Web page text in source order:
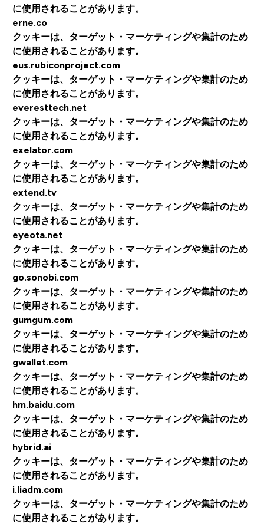
に使用されることがあります。
erne.co
クッキーは、ターゲット・マーケティングや集計のため
に使用されることがあります。
eus.rubiconproject.com
クッキーは、ターゲット・マーケティングや集計のため
に使用されることがあります。
everesttech.net
クッキーは、ターゲット・マーケティングや集計のため
に使用されることがあります。
exelator.com
クッキーは、ターゲット・マーケティングや集計のため
に使用されることがあります。
extend.tv
クッキーは、ターゲット・マーケティングや集計のため
に使用されることがあります。
eyeota.net
クッキーは、ターゲット・マーケティングや集計のため
に使用されることがあります。
go.sonobi.com
クッキーは、ターゲット・マーケティングや集計のため
に使用されることがあります。
gumgum.com
クッキーは、ターゲット・マーケティングや集計のため
に使用されることがあります。
gwallet.com
クッキーは、ターゲット・マーケティングや集計のため
に使用されることがあります。
hm.baidu.com
クッキーは、ターゲット・マーケティングや集計のため
に使用されることがあります。
hybrid.ai
クッキーは、ターゲット・マーケティングや集計のため
に使用されることがあります。
i.liadm.com
クッキーは、ターゲット・マーケティングや集計のため
に使用されることがあります。